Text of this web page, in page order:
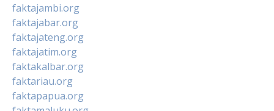
faktajambi.org
faktajabar.org
faktajateng.org
faktajatim.org
faktakalbar.org
faktariau.org
faktapapua.org